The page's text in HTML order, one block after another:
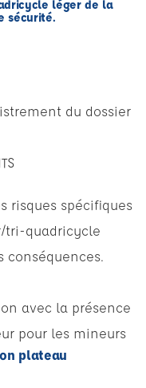
léger de la
sécurité.
du dossier
risques spécifiques
tri-quadricycle
conséquences.
avec la présence
pour les mineurs
plateau